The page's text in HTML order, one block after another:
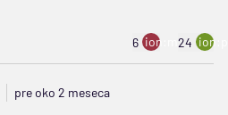
6 ion:minus
24
pre oko 2 meseca